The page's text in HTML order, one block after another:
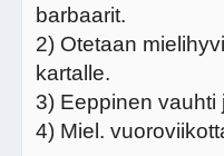
barbaarit.
2) Otetaan
kartalle.
3) Eeppinen vauhti
4) Miel.